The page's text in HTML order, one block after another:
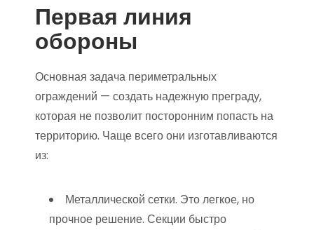
Первая линия
обороны
Основная задача периметральных
ограждений — создать надежную преграду,
которая не позволит посторонним попасть на
территорию. Чаще всего они изготавливаются
из:
Металлической сетки. Это легкое, но
прочное решение. Секции быстро